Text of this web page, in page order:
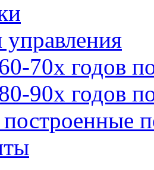
70х годов
90х годов